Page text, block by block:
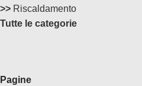
>> Riscaldamento
Tutte le categorie
Pagine